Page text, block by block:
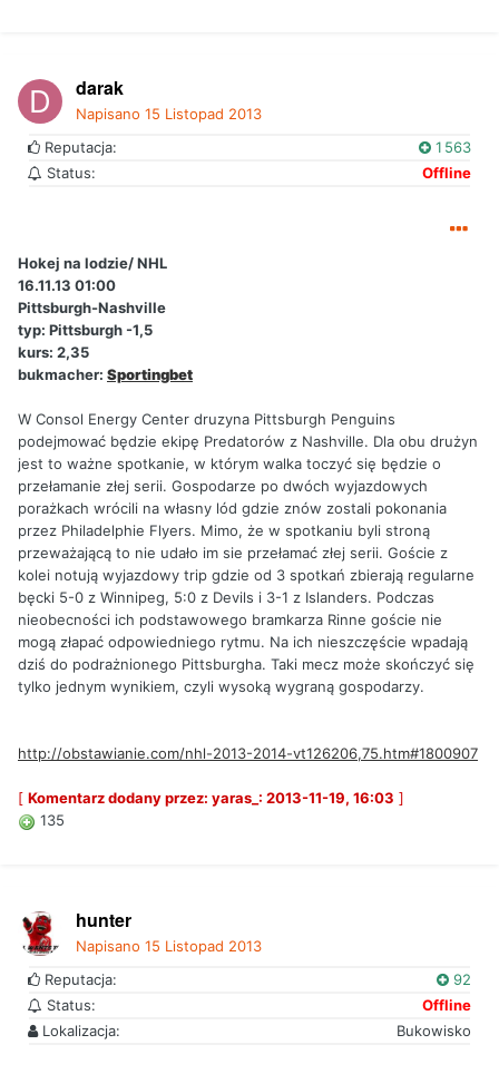
darak
Napisano 15 Listopad 2013
Reputacja:
1 563
Status:
Offline
Hokej na lodzie/ NHL
16.11.13 01:00
Pittsburgh-Nashville
typ: Pittsburgh -1,5
kurs: 2,35
bukmacher: Sportingbet
W Consol Energy Center druzyna Pittsburgh Penguins
podejmować będzie ekipę Predatorów z Nashville. Dla obu drużyn
jest to ważne spotkanie, w którym walka toczyć się będzie o
przełamanie złej serii. Gospodarze po dwóch wyjazdowych
porażkach wrócili na własny lód gdzie znów zostali pokonania
przez Philadelphie Flyers. Mimo, że w spotkaniu byli stroną
przeważającą to nie udało im sie przełamać złej serii. Goście z
kolei notują wyjazdowy trip gdzie od 3 spotkań zbierają regularne
bęcki 5-0 z Winnipeg, 5:0 z Devils i 3-1 z Islanders. Podczas
nieobecności ich podstawowego bramkarza Rinne goście nie
mogą złapać odpowiedniego rytmu. Na ich nieszczęście wpadają
dziś do podrażnionego Pittsburgha. Taki mecz może skończyć się
tylko jednym wynikiem, czyli wysoką wygraną gospodarzy.
http://obstawianie.com/nhl-2013-2014-vt126206,75.htm#1800907
[ Komentarz dodany przez: yaras_: 2013-11-19, 16:03 ]
135
hunter
Napisano 15 Listopad 2013
Reputacja:
92
Status:
Offline
Lokalizacja:
Bukowisko